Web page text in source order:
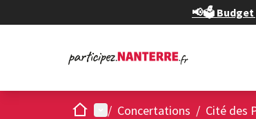
📢🗳️ Budget
AccueilMenu principal
/ Concertations / Cité des